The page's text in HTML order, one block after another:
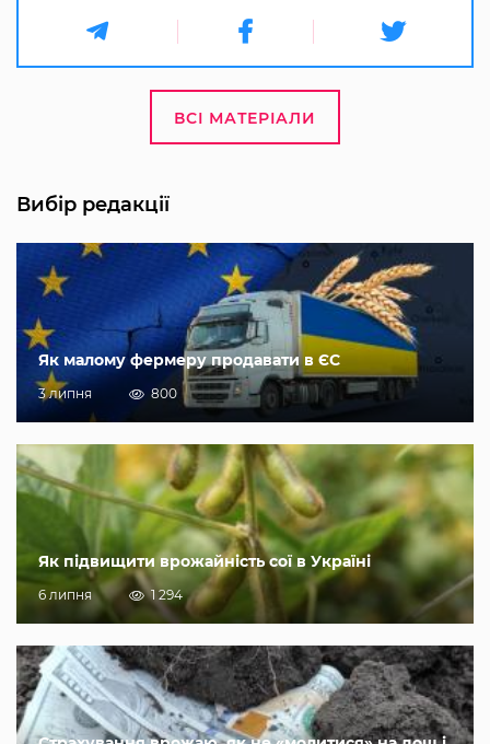
ВСІ МАТЕРІАЛИ
Вибір редакції
Як малому фермеру продавати в ЄС
3 липня 800
Як підвищити врожайність сої в Україні
6 липня 1 294